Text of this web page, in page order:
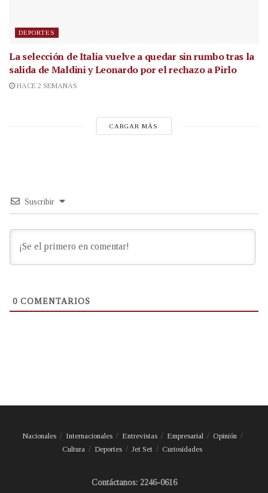
DEPORTES
La selección de Italia vuelve a quedar sin rumbo tras la
salida de Maldini y Leonardo por el rechazo a Pirlo
HACE 2 SEMANAS
CARGAR MÁS
Suscribir
0 COMENTARIOS
Nacionales Internacionales Entrevistas Empresarial
Opinión
Cultura
Deportes Jet Set Curiosidades
Contáctanos: 2246-0616